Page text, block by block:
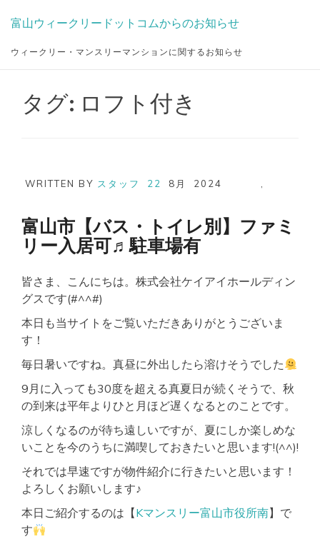
富山ウィークリードットコムからのお知らせ
ウィークリー・マンスリーマンションに関するお知らせ
タグ: ロフト付き
WRITTEN BY スタッフ 22 8月 ,
2024
富山市【バス・トイレ別】ファミ
リー入居可♬駐車場有
皆さま、こんにちは。株式会社ケイアイホールディン
グスです(#^^#)
本日も当サイトをご覧いただきありがとうございま
す！
毎日暑いですね。真昼に外出したら溶けそうでした
9月に入っても30度を超える真夏日が続くそうで、秋
の到来は平年よりひと月ほど遅くなるとのことです。
涼しくなるのが待ち遠しいですが、夏にしか楽しめな
いことを今のうちに満喫しておきたいと思います!(^^)!
それでは早速ですが物件紹介に行きたいと思います！
よろしくお願いします♪
本日ご紹介するのは【Kマンスリー富山市役所南】で
す